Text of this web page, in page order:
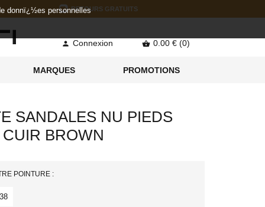
RETOURS GRATUITS
 Connexion  0.00 € (0)
MARQUES PROMOTIONS
SANDALES NU PIEDS
BROWN
POINTURE :
38
donnï¿½es personnelles